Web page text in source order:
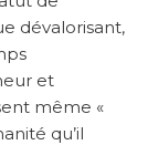
dévalorisant,
et
même «
qu’il